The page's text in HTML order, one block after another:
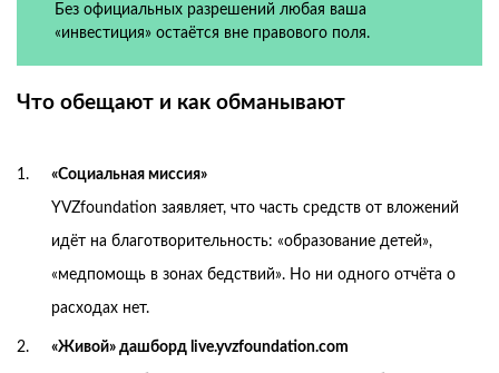
Без официальных разрешений любая ваша
«инвестиция» остаётся вне правового поля.
Что обещают и как обманывают
«Социальная миссия»
YVZfoundation заявляет, что часть средств от вложений
идёт на благотворительность: «образование детей»,
«медпомощь в зонах бедствий». Но ни одного отчёта о
расходах нет.
«Живой» дашборд live.yvzfoundation.com